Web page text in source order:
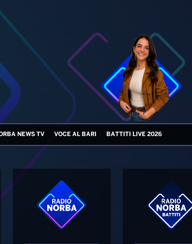
NEWS TV VOCE AL BARI BATTITI LIVE 2026